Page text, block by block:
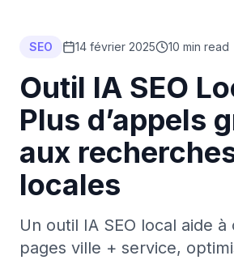
SEO 14 février 2025 10 min read
Outil IA SEO
Plus d’appels
aux
locales
Un outil IA SEO local aide
pages ville + service,